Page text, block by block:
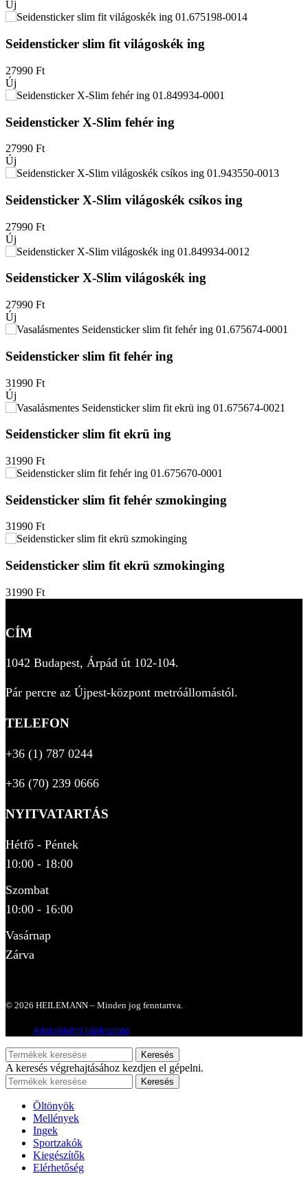
Új
Seidensticker slim fit világoskék ing
27990 Ft
Új
Seidensticker X-Slim fehér ing
27990 Ft
Új
Seidensticker X-Slim világoskék csíkos ing
27990 Ft
Új
Seidensticker X-Slim világoskék ing
27990 Ft
Új
Seidensticker slim fit fehér ing
31990 Ft
Új
Seidensticker slim fit ekrü ing
31990 Ft
Seidensticker slim fit fehér szmokinging
31990 Ft
Seidensticker slim fit ekrü szmokinging
31990 Ft
CÍM
1042 Budapest, Árpád út 102-104.
Pár percre az Újpest-központ metróállomástól.
TELEFON
+36 (1) 787 0244
+36 (70) 239 0666
NYITVATARTÁS
Hétfő - Péntek
10:00 - 18:00
Szombat
10:00 - 16:00
Vasárnap
Zárva
© 2026 HEILEMANN – Minden jog fenntartva.
Adatvédelmi tájékoztató
Keresés
A keresés végrehajtásához kezdjen el gépelni.
Keresés
Öltönyök
Mellények
Ingek
Sportzakók
Kiegészítők
Elérhetőség